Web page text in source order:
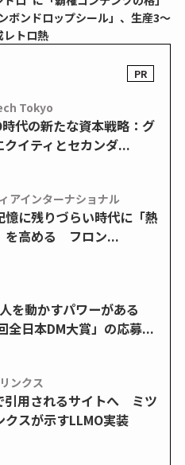
ンドロップシール」、生産3～
レトロ熱
Tokyo
代の新たな資本戦略：グ
クイティとセカンダ...
アインターナショナル
憶に残りづらい時代に「熱
を高める フロン...
を動かすパワーがある
全日本DM大賞」の応募...
ンクス
引用されるサイトへ ミツ
クスが示すLLMO実装